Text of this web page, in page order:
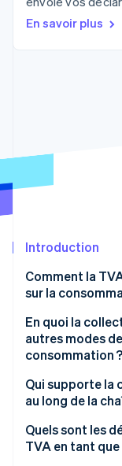
Découvrez les
Prévention de
Stripe
Découvrez
Regarder la
En savoir plus
Introduction
Comment la
sur la
En quoi la
autres modes
consommation ?
Qui supporte la
au long de la
Quels sont les
TVA en tant